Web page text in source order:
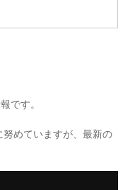
です。
めていますが、最新の